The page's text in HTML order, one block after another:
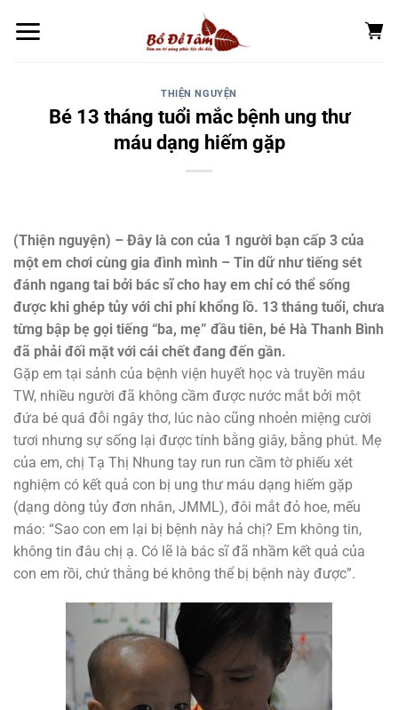
đến
THIỆN NGUYỆN
Bé 13 tháng tuổi mắc bệnh ung thư
máu dạng hiếm gặp
(Thiện nguyện) – Đây là con của 1 người bạn cấp 3 của
một em chơi cùng gia đình mình – Tin dữ như tiếng sét
đánh ngang tai bởi bác sĩ cho hay em chỉ có thể sống
được khi ghép tủy với chi phí khổng lồ. 13 tháng tuổi, chưa
từng bập bẹ gọi tiếng “ba, mẹ” đầu tiên, bé Hà Thanh Bình
đã phải đối mặt với cái chết đang đến gần.
Gặp em tại sảnh của bệnh viện huyết học và truyền máu
TW, nhiều người đã không cầm được nước mắt bởi một
đứa bé quá đỗi ngây thơ, lúc nào cũng nhoẻn miệng cười
tươi nhưng sự sống lại được tính bằng giây, bằng phút. Mẹ
của em, chị Tạ Thị Nhung tay run run cầm tờ phiếu xét
nghiệm có kết quả con bị ung thư máu dạng hiếm gặp
(dạng dòng tủy đơn nhân, JMML), đôi mắt đỏ hoe, mếu
máo: “Sao con em lại bị bệnh này hả chị? Em không tin,
không tin đâu chị ạ. Có lẽ là bác sĩ đã nhầm kết quả của
con em rồi, chứ thằng bé không thể bị bệnh này được”.